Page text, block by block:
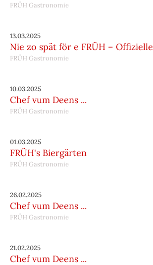
FRÜH Gastronomie
13.03.2025
Nie zo spät för e FRÜH –
FRÜH Gastronomie
10.03.2025
Chef vum Deens ...
FRÜH Gastronomie
01.03.2025
FRÜH's Biergärten
FRÜH Gastronomie
26.02.2025
Chef vum Deens ...
FRÜH Gastronomie
21.02.2025
Chef vum Deens ...